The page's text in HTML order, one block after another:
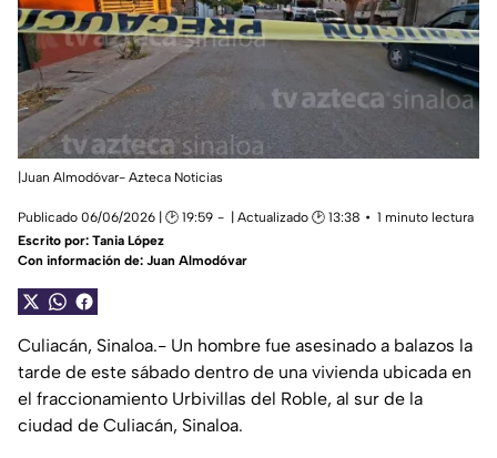
|Juan Almodóvar- Azteca Noticias
Publicado 06/06/2026 | 🕑 19:59 | Actualizado 🕑 13:38
1 minuto lectura
Escrito por: Tania López
Con información de: Juan Almodóvar
Culiacán, Sinaloa.- Un hombre fue asesinado a balazos la
tarde de este sábado dentro de una vivienda ubicada en
el fraccionamiento Urbivillas del Roble, al sur de la
ciudad de Culiacán, Sinaloa.